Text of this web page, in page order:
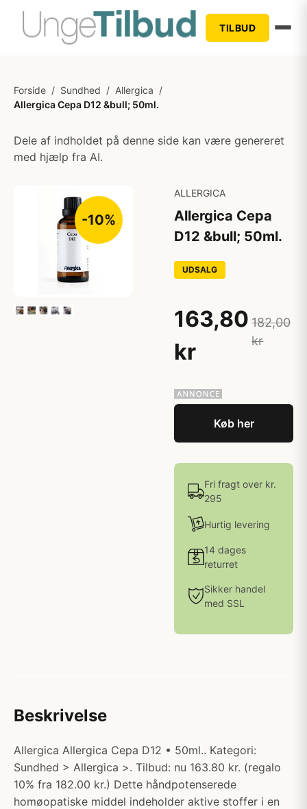
TILBUD
Forside / Sundhed / Allergica /
Allergica Cepa D12 &bull; 50ml.
Dele af indholdet på denne side kan være genereret
med hjælp fra AI.
-10%
ALLERGICA
Allergica Cepa
D12 &bull; 50ml.
UDSALG
163,80
kr
182,00
kr
Køb her
Fri fragt over kr.
295
Hurtig levering
14 dages
returret
Sikker handel
med SSL
Beskrivelse
Allergica Allergica Cepa D12 • 50ml.. Kategori:
Sundhed > Allergica >. Tilbud: nu 163.80 kr. (regalo
10% fra 182.00 kr.) Dette håndpotenserede
homøopatiske middel indeholder aktive stoffer i en